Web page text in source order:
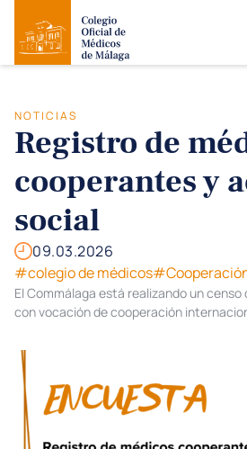
NOTICIAS
Registro de
cooperantes y
social
09.03.2026
#colegio de médicos
El Commálaga está realizando un
con vocación de cooperación